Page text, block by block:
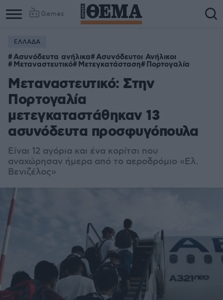
Games
ΕΛΛΑΔΑ
Ασυνόδευτα ανήλικα Ασυνόδευτοι Ανήλικοι
Μεταναστευτικό Μετεγκατάσταση Πορτογαλία
Μεταναστευτικό: Στην
Πορτογαλία
μετεγκαταστάθηκαν 13
ασυνόδευτα προσφυγόπουλα
Είναι 12 αγόρια και ένα κορίτσι που
αναχώρησαν ήμερα από το αεροδρόμιο «Ελ.
Βενιζέλος»